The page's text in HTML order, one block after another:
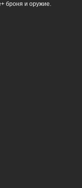
броня и оружие.